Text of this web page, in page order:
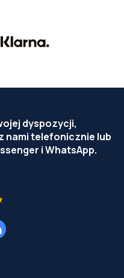
dyspozycji,
nami telefonicznie lub
i WhatsApp.